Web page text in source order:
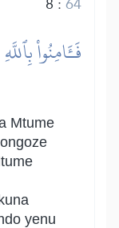
فَـَٔامِنُواْ
Mtume
yenu